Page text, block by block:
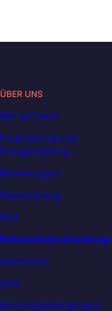
ÜBER UNS
Wer ist Liora?
Finanzierung und
Preisgestaltung
Bewertungen
Hausordnung
FAQ
Datenschutzverordnung
Impressum
AGB
Nutzungsbedingungen